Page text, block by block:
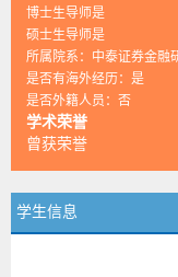
博士生导师是
硕士生导师是
所属院系：中泰证券金融
是否有海外经历：是
是否外籍人员：否
学术荣誉
曾获荣誉
学生信息